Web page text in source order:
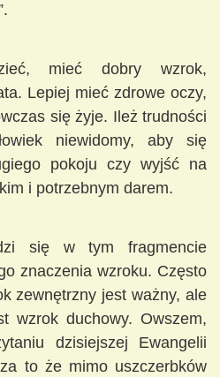
mieć dobry wzrok,
Lepiej mieć zdrowe oczy,
się żyje. Ileż trudności
niewidomy, aby się
pokoju czy wyjść na
i potrzebnym darem.
się w tym fragmencie
znaczenia wzroku. Często
zewnętrzny jest ważny, ale
wzrok duchowy. Owszem,
dzisiejszej Ewangelii
to że mimo uszczerbków